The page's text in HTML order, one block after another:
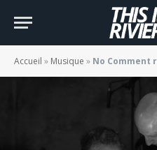
Accueil » Musique » No Comment rend hommage